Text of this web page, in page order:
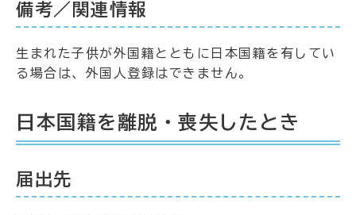
備考／関連情報
生まれた子供が外国籍とともに日本国籍を有してい
る場合は、外国人登録はできません。
日本国籍を離脱・喪失したとき
届出先